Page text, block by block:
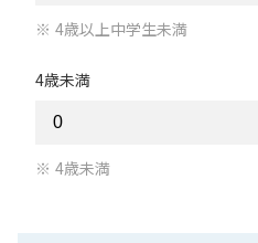
4歳以上中学生未満
4歳未満
4歳未満